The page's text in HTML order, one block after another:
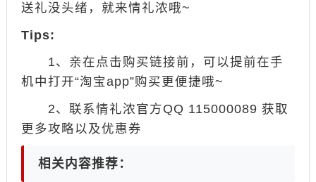
送礼没头绪，就来情礼浓哦~
Tips:
1、亲在点击购买链接前，可以提前在手
机中打开“淘宝app”购买更便捷哦~
2、联系情礼浓官方QQ 115000089 获取
更多攻略以及优惠券
相关内容推荐：